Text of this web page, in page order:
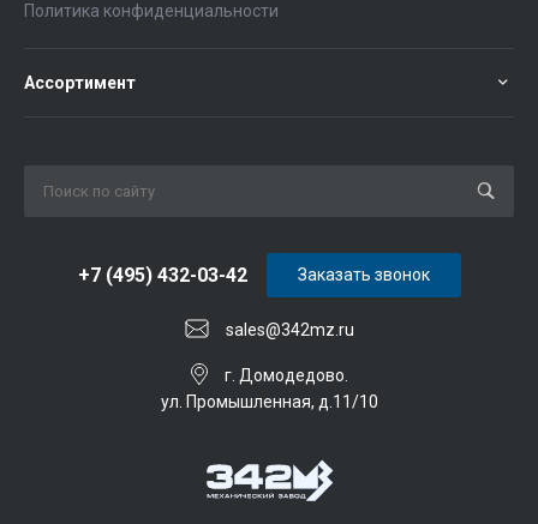
Политика конфиденциальности
Ассортимент
sales@342mz.ru
+7 (495) 432-03-42
г. Домодедово.
ул. Промышленная, д.11/10
Заказать звонок